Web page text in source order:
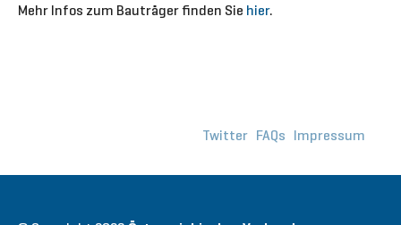
Mehr Infos zum Bauträger finden Sie hier.
Twitter FAQs Impressum